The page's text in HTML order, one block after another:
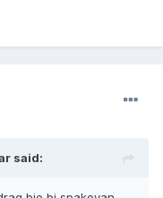
said: